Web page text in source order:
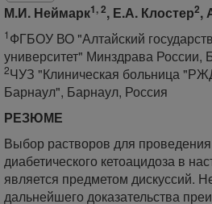
М.И. Неймарк1, 2, Е.А. Клостер2,
1 ФГБОУ ВО "Алтайский
университет" Минздрава России,
2ЧУЗ "Клиническая больница
Барнаул", Барнаул, Россия
РЕЗЮМЕ
Выбор растворов для
диабетического кетоацидоза в
является предметом дискуссий.
дальнейшего доказательства